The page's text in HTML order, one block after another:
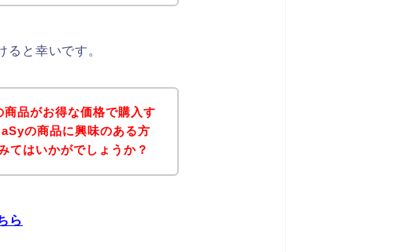
と幸いです。
品がお得な価格で購入す
の商品に興味のある方
てはいかがでしょうか？
ら